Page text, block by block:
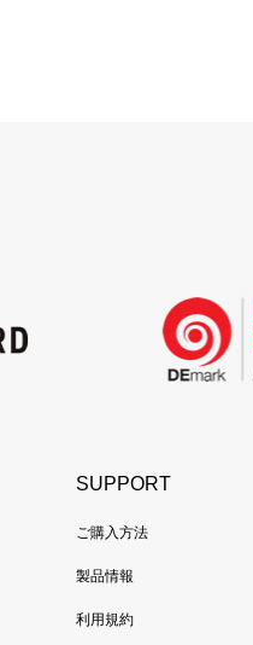
SUPPORT
ご購入方法
製品情報
利用規約